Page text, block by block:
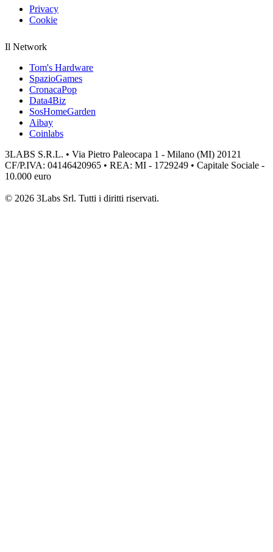
Privacy
Cookie
Il Network
Tom's Hardware
SpazioGames
CronacaPop
Data4Biz
SosHomeGarden
Aibay
Coinlabs
3LABS S.R.L. • Via Pietro Paleocapa 1 - Milano (MI) 20121
CF/P.IVA: 04146420965 • REA: MI - 1729249 • Capitale Sociale -
10.000 euro
© 2026 3Labs Srl. Tutti i diritti riservati.